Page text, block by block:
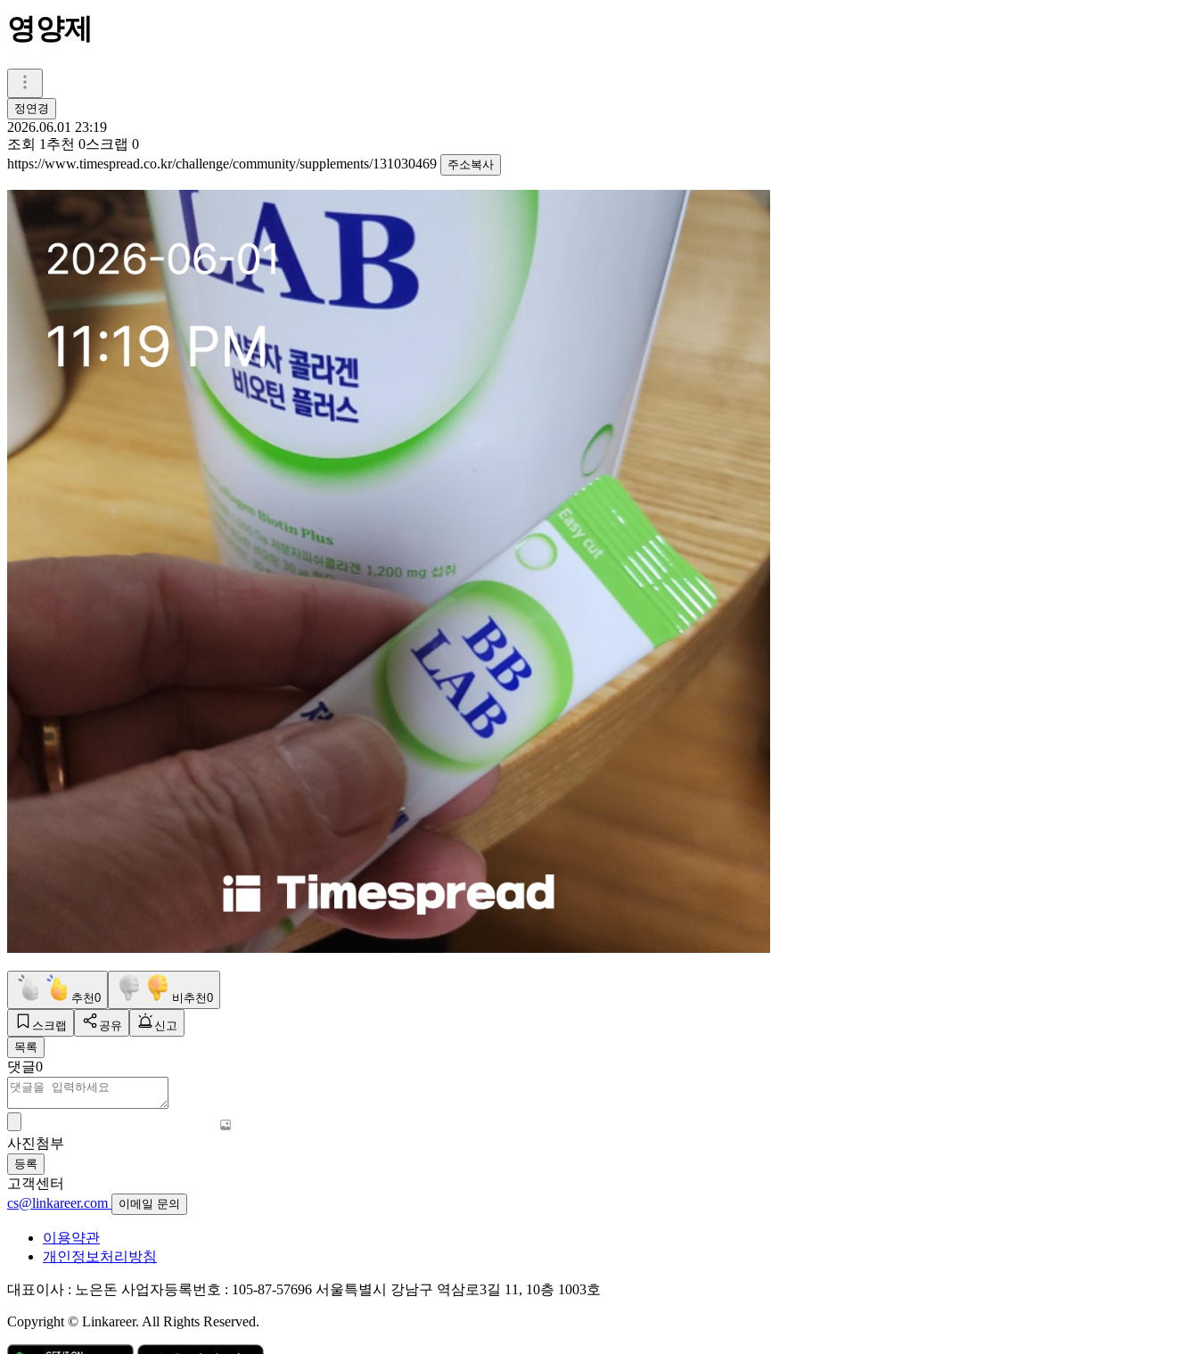
영양제
정연경
2026.06.01 23:19
조회 1 추천 0스크랩 0
https://www.timespread.co.kr/challenge/community/supplements/131030469
주소복사
추천0 비추천0
스크랩 공유
신고
목록
댓글0
사진첨부
등록
고객센터
cs@linkareer.com
이메일 문의
이용약관
개인정보처리방침
대표이사 : 노은돈 사업자등록번호 : 105-87-57696 서울특별시 강남구 역삼로3길 11, 10층 1003호
Copyright © Linkareer. All Rights Reserved.